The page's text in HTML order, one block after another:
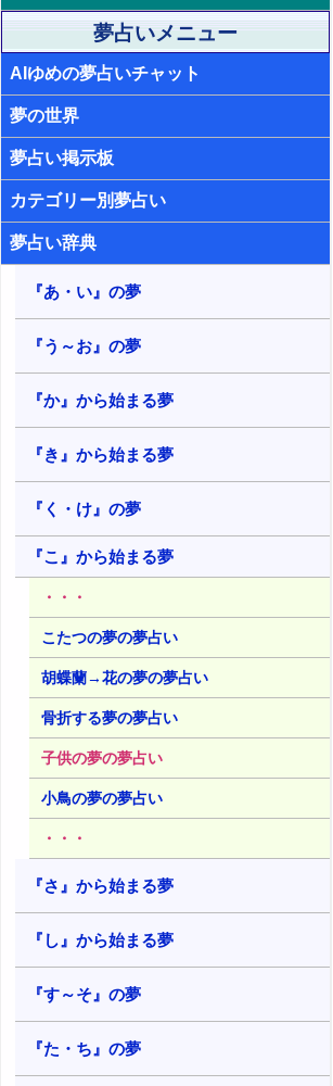
7. かわいい子供の夢 - 幸せな未来
8. 嬉しそうな子供の夢・明るい表情
の子供の夢 - 進路の正しさ
9. 悲しそうな子供の夢・暗い表情の
10. 何かと仲良くしている子供の夢
- コミュニケーションの重要性
11. だらしない子供の夢・態度が悪
い子供の夢 - 不快感や反面教師
12. 怖そうな子供の夢 - 恐れや警戒
い子供の夢 - 影響力の乏しさ
15. 既に亡くなった子供の夢 - 魅力
や進路を知りたい気持ち
16. ハンカチを持った子供の夢 - 魅
力の継承や別離
22. 子供が襲われる夢 - 脅威やプレ
23. 子供が殺される夢 - 人生が終わ
る恐怖
性や問題
25. 子供が事故に遭う夢 - 注意不足
や焦り
26. 子供が障害者になる夢 - 能力や
魅力の衰え
27. 子供が死ぬ夢 - 死に対する恐怖
と再生
29. 子供が出産する夢 - 誕生や創造
30. 子供が失敗する夢 - 失敗する不
安
31. 子供が遅刻する夢 - チャンスや
信用の喪失
32. 子供が追いかけられる夢 - 脅威
や駆り立てられる感情
33. 子供がいじめられる夢 - 自己肯
定感の喪失
34. 子供が出血する夢 - 激しい感情
35. 子供の背が伸びる夢 - 存在感の
強さや心配
36. 子供の背が縮む夢 - 存在感の乏
しさ
38. 子供が転ぶ夢 - 失敗する可能性
39. 子供が倒れる夢 - 現実逃避や障
害の消去
夢占いメニュー
AIゆめの夢占いチャット
夢の世界
夢占い掲示板
カテゴリー別夢占い
夢占い辞典
『あ・い』の夢
『う～お』の夢
『か』から始まる夢
『き』から始まる夢
『く・け』の夢
『こ』から始まる夢
・・・
こたつの夢の夢占い
胡蝶蘭→花の夢の夢占い
骨折する夢の夢占い
子供の夢の夢占い
小鳥の夢の夢占い
・・・
『さ』から始まる夢
『し』から始まる夢
『す～そ』の夢
『た・ち』の夢